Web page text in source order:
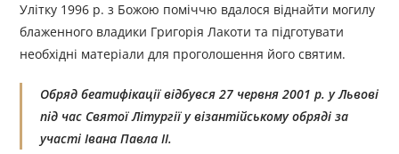
Улітку 1996 р. з Божою поміччю вдалося віднайти могилу
блаженного владики Григорія Лакоти та підготувати
необхідні матеріали для проголошення його святим.
Обряд беатифікації відбувся 27 червня 2001 р. у Львові
під час Святої Літургії у візантійському обряді за
участі Івана Павла ІІ.